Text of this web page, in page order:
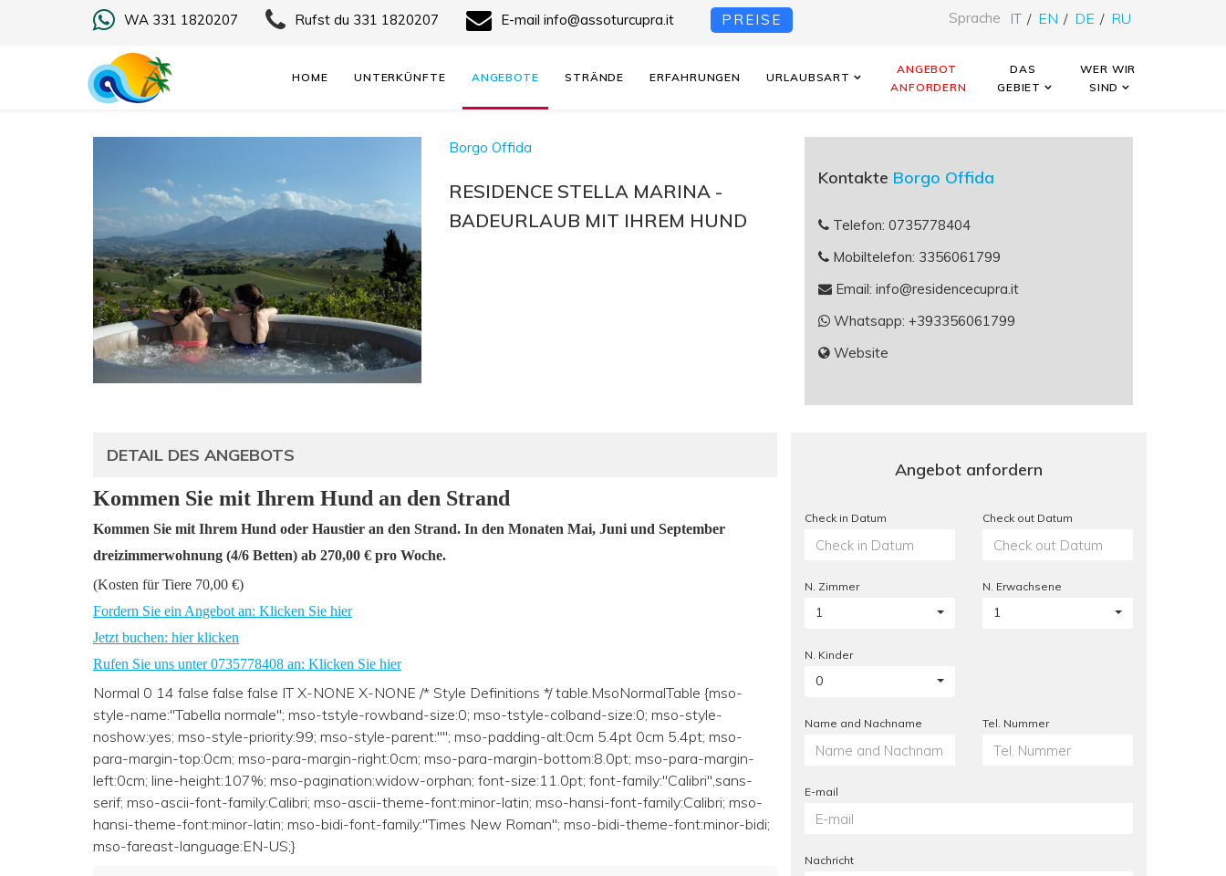
Sprache IT EN DE RU
WA 331 1820207 Rufst du 331 1820207 E-mail info@assoturcupra.it PREISE
HOME UNTERKÜNFTE ANGEBOTE STRÄNDE ERFAHRUNGEN URLAUBSART
ANGEBOT
ANFORDERN
DAS
GEBIET
WER WIR
SIND
Borgo Offida
RESIDENCE STELLA MARINA -
BADEURLAUB MIT IHREM HUND
Kontakte Borgo Offida
Telefon: 0735778404
Mobiltelefon: 3356061799
Email: info@residencecupra.it
Whatsapp: +393356061799
Website
DETAIL DES ANGEBOTS
Kommen Sie mit Ihrem Hund an den Strand
Kommen Sie mit Ihrem Hund oder Haustier an den Strand. In den Monaten Mai, Juni und September
dreizimmerwohnung (4/6 Betten) ab 270,00 € pro Woche.
(Kosten für Tiere 70,00 €)
Fordern Sie ein Angebot an: Klicken Sie hier
Jetzt buchen: hier klicken
Rufen Sie uns unter 0735778408 an: Klicken Sie hier
Normal 0 14 false false false IT X-NONE X-NONE /* Style Definitions */ table.MsoNormalTable {mso-
style-name:"Tabella normale"; mso-tstyle-rowband-size:0; mso-tstyle-colband-size:0; mso-style-
noshow:yes; mso-style-priority:99; mso-style-parent:""; mso-padding-alt:0cm 5.4pt 0cm 5.4pt; mso-
para-margin-top:0cm; mso-para-margin-right:0cm; mso-para-margin-bottom:8.0pt; mso-para-margin-
left:0cm; line-height:107%; mso-pagination:widow-orphan; font-size:11.0pt; font-family:"Calibri",sans-
serif; mso-ascii-font-family:Calibri; mso-ascii-theme-font:minor-latin; mso-hansi-font-family:Calibri; mso-
hansi-theme-font:minor-latin; mso-bidi-font-family:"Times New Roman"; mso-bidi-theme-font:minor-bidi;
mso-fareast-language:EN-US;}
Angebot anfordern
Check in Datum Check out Datum
N. Zimmer
1
N. Erwachsene
1
N. Kinder
0
Name and Nachname Tel. Nummer
E-mail
Nachricht